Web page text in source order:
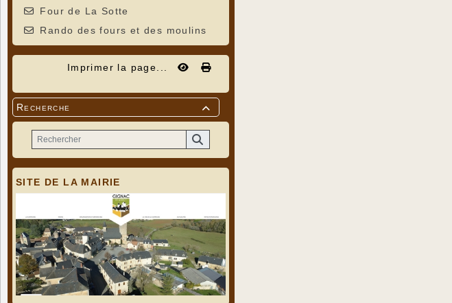
Four de La Sotte
Rando des fours et des moulins
Imprimer la page...

Recherche
SITE DE LA MAIRIE